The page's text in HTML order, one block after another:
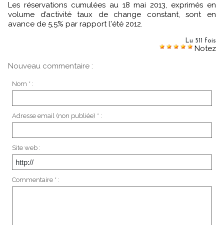
Les réservations cumulées au 18 mai 2013, exprimés en
volume d’activité taux de change constant, sont en
avance de 5,5% par rapport l'été 2012.
Lu 511 fois
Notez
Nouveau commentaire :
Nom * :
Adresse email (non publiée) * :
Site web :
Commentaire * :